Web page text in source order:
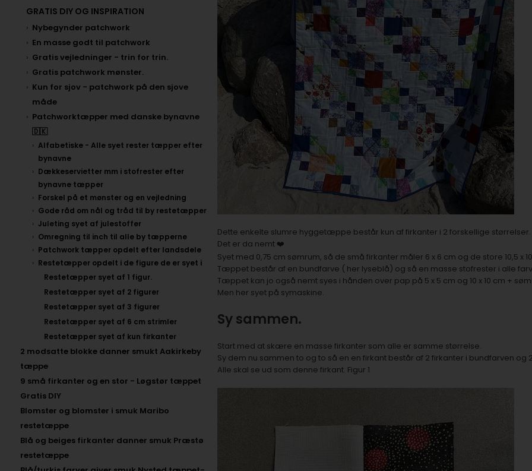
GRATIS DIY OG INSPIRATION
Nybegynder patchwork
En masse godt til patchwork
Gratis vejledninger - trin for trin.
Gratis patchwork mønster.
Kun for sjov - patchwork på den sjove
måde
Patchworktæpper med danske bynavne
🇩🇰
Alfabetiske - Alle syet rester tæpper efter
bynavne
Dækkeservietter mm i stofrester efter
bynavne tæpper
Forskel på et mønster og en vejledning
Gode råd om nål og tråd til by restetæpper
Juleting syet af julestoffer
Omregning til inch til alle by tæpperne
Patchwork tæpper opdelt efter landsdele
Restetæpper opdelt i de figure de er syet i
Restetæpper syet af 1 figur.
Restetæpper syet af 2 figurer
Restetæpper syet af 3 figurer
Restetæpper syet af 6 cm strimler
Restetæpper syet af kun firkanter
2 modsatte blokke danner smukt Aakirkeby
tæppe
9 små firkanter og en stor - Løgstør tæppet
Gratis DIY
Blomster og blomster i smuk Maribo
restetæppe
Blå og beiges firkanter danner smuk Præstø
restetæppe
Dette enkelte slumre hyggetæppe består kun af firkanter i 2 forskellige størrelser.
Det er da nemt ❤️
Syet med 0,75 cm sømrum, så de små firkanter måler 6 x 6 cm og de store 10,5 x
Tæppet består af en bundfarve ( her lyseblå) og så en masse stofrester i alle
Tæppet kan jo også nemt syes i hånden over pap på 5 x 5 cm og 10 x 10 cm +
Men her syet på symaskine.
Sy sammen.
Start med at skære en masse firkanter som alle er samme størrelse.
Sy dem nu sammen to og to så en en firkant består af 2 firkanter i bundfarven og
Alle skal se ud som denne firkant. Figur 1